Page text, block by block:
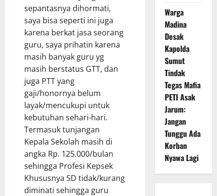
sepantasnya dihormati,
saya bisa seperti ini juga
karena berkat jasa seorang
guru, saya prihatin karena
masih banyak guru yg
masih berstatus GTT, dan
juga PTT yang
gaji/honornya belum
layak/mencukupi untuk
kebutuhan sehari-hari.
Termasuk tunjangan
Kepala Sekolah masih di
angka Rp. 125.000/bulan
sehingga Profesi Kepsek
Khususnya SD tidak/kurang
diminati sehingga guru
Warga
Madina
Desak
Kapolda
Sumut
Tindak
Tegas Mafia
PETI Asak
Jarum:
Jangan
Tunggu Ada
Korban
Nyawa Lagi